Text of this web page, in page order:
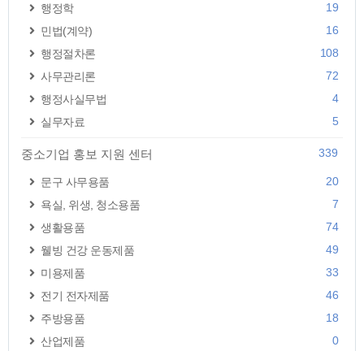
행정학
19
민법(계약)
16
행정절차론
108
사무관리론
72
행정사실무법
4
실무자료
5
중소기업 홍보 지원 센터 339
문구 사무용품
20
욕실, 위생, 청소용품
7
생활용품
74
웰빙 건강 운동제품
49
미용제품
33
전기 전자제품
46
주방용품
18
산업제품
0